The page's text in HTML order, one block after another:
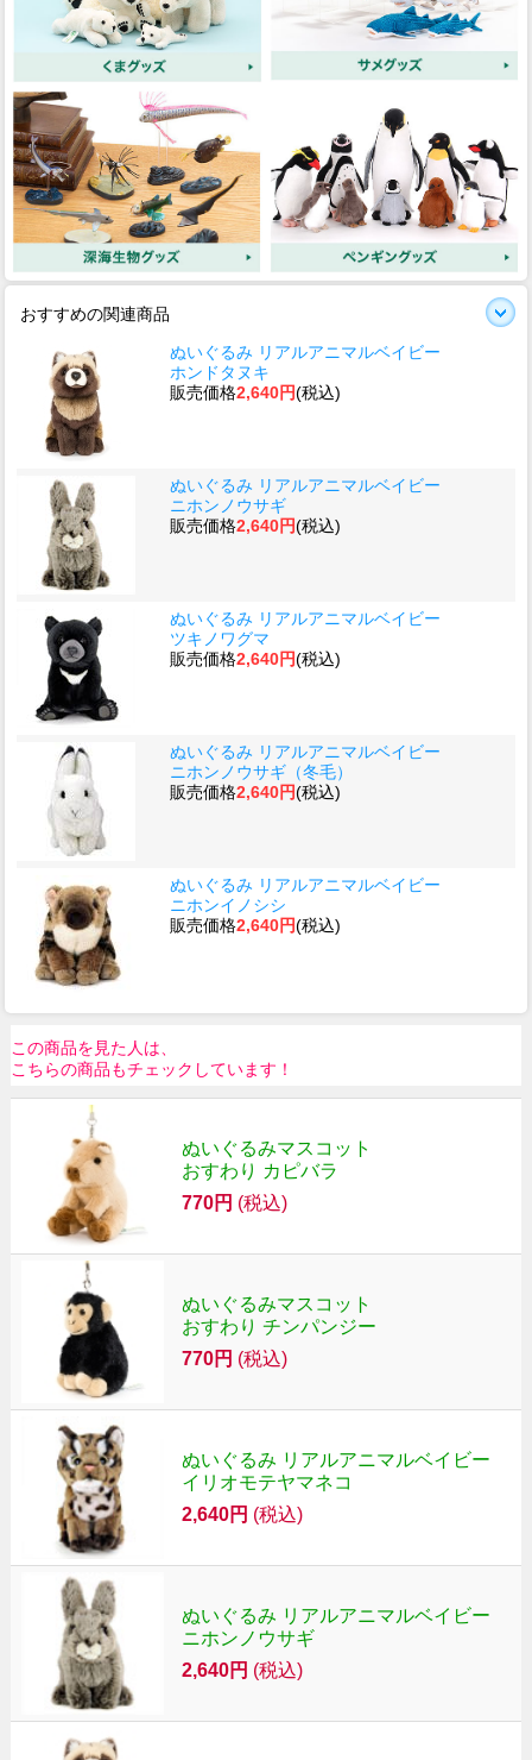
おすすめの関連商品
ぬいぐるみ リアルアニマルベイビー
ホンドタヌキ
販売価格2,640円(税込)
ぬいぐるみ リアルアニマルベイビー
ニホンノウサギ
販売価格2,640円(税込)
ぬいぐるみ リアルアニマルベイビー
ツキノワグマ
販売価格2,640円(税込)
ぬいぐるみ リアルアニマルベイビー
ニホンノウサギ（冬毛）
販売価格2,640円(税込)
ぬいぐるみ リアルアニマルベイビー
ニホンイノシシ
販売価格2,640円(税込)
この商品を見た人は、
こちらの商品もチェックしています！
ぬいぐるみマスコット
おすわり カピバラ
770円 (税込)
ぬいぐるみマスコット
おすわり チンパンジー
770円 (税込)
ぬいぐるみ リアルアニマルベイビー
イリオモテヤマネコ
2,640円 (税込)
ぬいぐるみ リアルアニマルベイビー
ニホンノウサギ
2,640円 (税込)